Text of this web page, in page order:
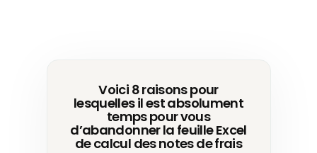
Voici 8 raisons pour
lesquelles il est absolument
temps pour vous
d’abandonner la feuille Excel
de calcul des notes de frais